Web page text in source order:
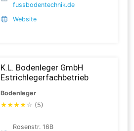
fussbodentechnik.de
Website
K.L. Bodenleger GmbH
Estrichlegerfachbetrieb
Bodenleger
★★★★ ☆ (5)
Rosenstr. 16B